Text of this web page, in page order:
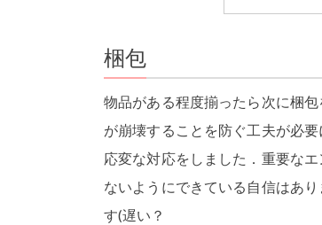
梱包
物品がある程度揃ったら次に梱
が崩壊することを防ぐ工夫が必
応変な対応をしました．重要な
ないようにできている自信はあ
す(遅い？